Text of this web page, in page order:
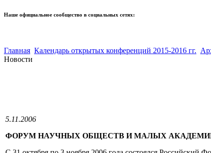
Наше официальное сообщество в социальных сетях:
Главная Календарь открытых конференций 2015-2016 гг.
Новости
5.11.2006
ФОРУМ НАУЧНЫХ ОБЩЕСТВ И МАЛЫХ